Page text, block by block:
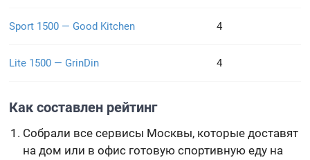
Sport 1500 — Good Kitchen 4
Lite 1500 — GrinDin 4
Как составлен рейтинг
Собрали все сервисы Москвы, которые доставят
на дом или в офис готовую спортивную еду на